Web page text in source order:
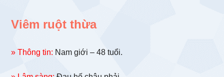
Viêm ruột thừa
» Thông tin: Nam giới – 48 tuổi.